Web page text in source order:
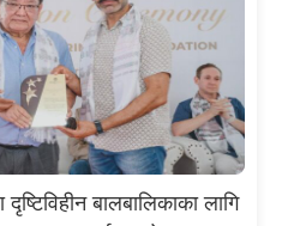
बालबालिकाका लागि